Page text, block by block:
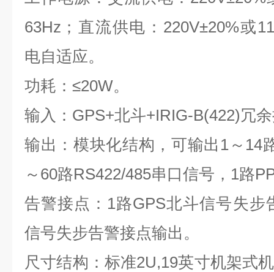
63Hz ；直流供电： 220V±20%或
电自适应。
功耗：≤20W。
输入： GPS+北斗+IRIG-B(422)冗
输出：模块化结构，可输出 1 ～ 14
～ 60路RS422/485串口信号， 1路
告警接点： 1路GPS北斗信号失步
信号失步告警接点输出。
尺寸结构：标准2U,19英寸机架式